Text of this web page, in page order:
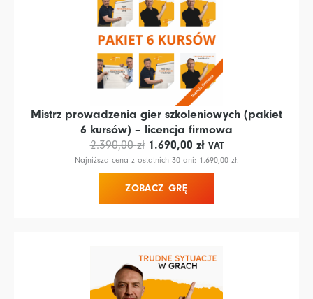
Mistrz prowadzenia gier szkoleniowych (pakiet
6 kursów) – licencja firmowa
2.390,00zł Pierwotna
cena
wynosiła:
2.390,00 zł.
1.690,00 złAktualna
cena
wynosi:
VAT
Najniższa cena z ostatnich 30 dni: 1.690,00 zł.
ZOBACZ GRĘ